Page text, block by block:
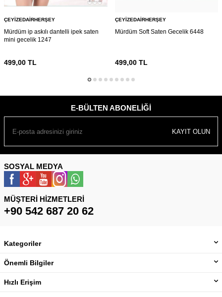
ÇEYIZEDAIRHERŞEY
Mürdüm ip askılı dantelli ipek saten
mini gecelik 1247
499,00 TL
ÇEYIZEDAIRHERŞEY
Mürdüm Soft Saten Gecelik 6448
499,00TL
E-BÜLTEN ABONELIĞI
KAYIT OLUN
SOSYAL MEDYA
MÜŞTERI HIZMETLERI
+90 542 687 20 62
Kategoriler
Önemli Bilgiler
Hızlı Erişim